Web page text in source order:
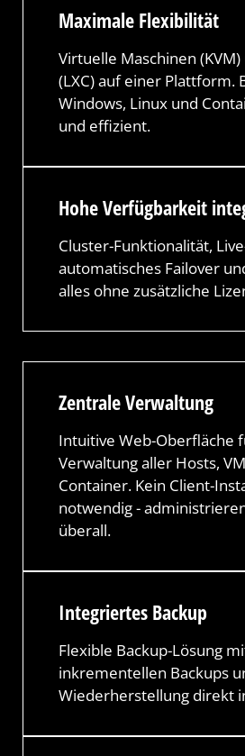
Maximale Flexibilität
Virtuelle Maschinen
(LXC) auf einer Plattform.
Windows, Linux und
und effizient.
Hohe Verfügbarkeit
Cluster-Funktionalität,
automatisches Failover
alles ohne zusätzliche
Zentrale Verwaltung
Intuitive Web-Oberfläche
Verwaltung aller Hosts,
Container. Kein Client-
notwendig -
überall.
Integriertes Backup
Flexible Backup-Lösung
inkrementellen Backups
Wiederherstellung direkt